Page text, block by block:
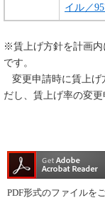
イル／
※賃上げ方針を計画内
です。
変更申請時に賃上げ
だし、賃上げ率の変更
PDF形式のファイルを